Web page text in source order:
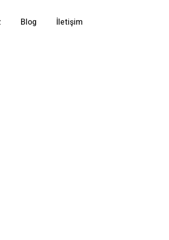
Blog İletişim